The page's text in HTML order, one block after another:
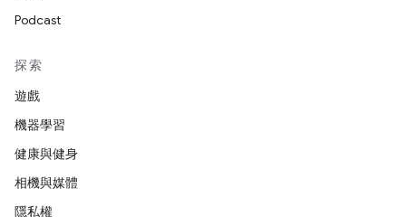
Podcast
探索
遊戲
機器學習
健康與健身
相機與媒體
隱私權